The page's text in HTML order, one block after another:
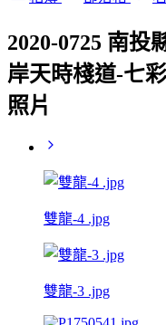
2020-0725 南投
岸天時棧道-七
照片
雙龍-4 .jpg
雙龍-3 .jpg